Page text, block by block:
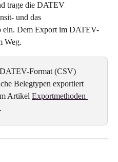
trage die DATEV
und das
ein. Dem Export im DATEV-
Weg.
Format (CSV)
Belegtypen exportiert
Artikel Exportmethoden
.